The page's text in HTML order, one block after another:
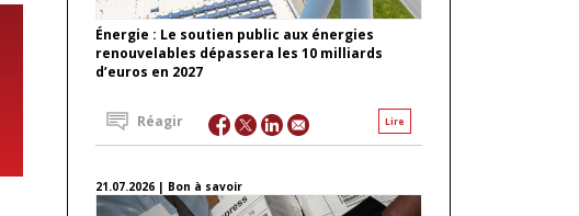
Énergie : Le soutien public aux énergies
renouvelables dépassera les 10 milliards
d’euros en 2027
Lire
Réagir
21.07.2026 | Bon à savoir